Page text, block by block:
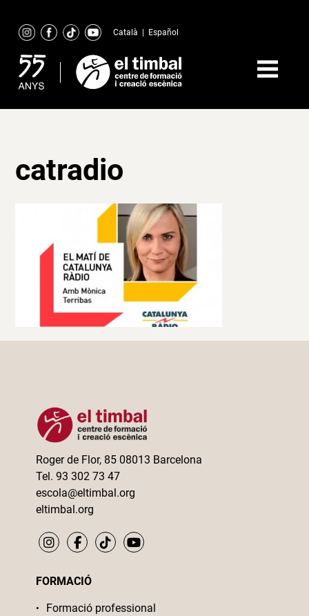
content
Català Español
catradio
Roger de Flor, 85 08013 Barcelona
Tel. 93 302 73 47
escola@eltimbal.org
eltimbal.org
FORMACIÓ
Formació professional